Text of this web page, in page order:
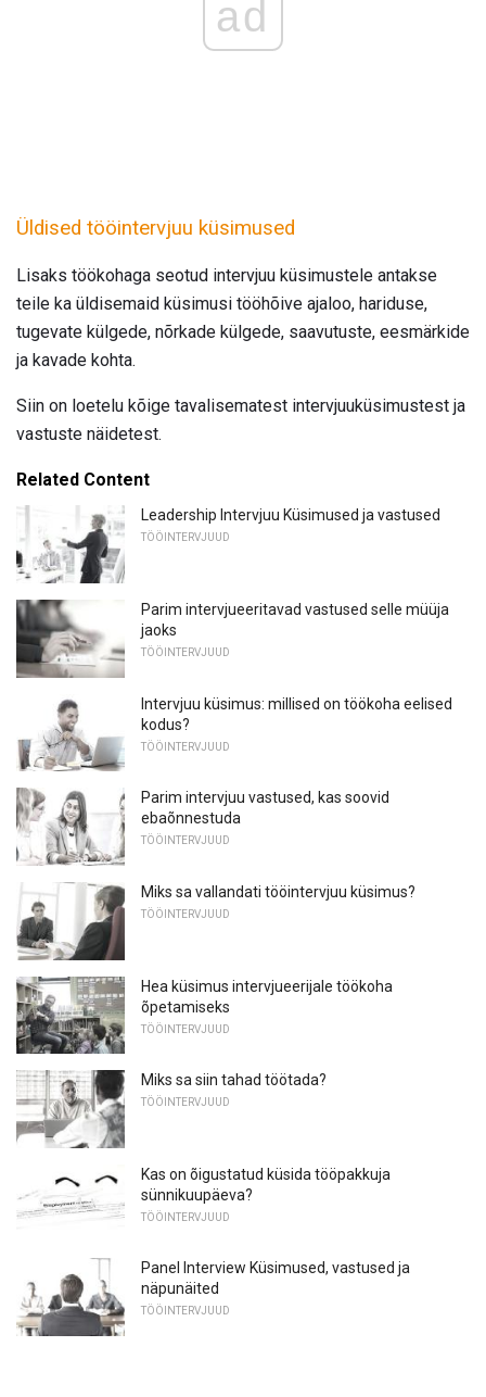
ad
Üldised tööintervjuu küsimused
Lisaks töökohaga seotud intervjuu küsimustele antakse
teile ka üldisemaid küsimusi tööhõive ajaloo, hariduse,
tugevate külgede, nõrkade külgede, saavutuste, eesmärkide
ja kavade kohta.
Siin on loetelu kõige tavalisematest intervjuuküsimustest ja
vastuste näidetest.
Related Content
Leadership Intervjuu Küsimused ja vastused
TÖÖINTERVJUUD
Parim intervjueeritavad vastused selle müüja
jaoks
TÖÖINTERVJUUD
Intervjuu küsimus: millised on töökoha eelised
kodus?
TÖÖINTERVJUUD
Parim intervjuu vastused, kas soovid
ebaõnnestuda
TÖÖINTERVJUUD
Miks sa vallandati tööintervjuu küsimus?
TÖÖINTERVJUUD
Hea küsimus intervjueerijale töökoha
õpetamiseks
TÖÖINTERVJUUD
Miks sa siin tahad töötada?
TÖÖINTERVJUUD
Kas on õigustatud küsida tööpakkuja
sünnikuupäeva?
TÖÖINTERVJUUD
Panel Interview Küsimused, vastused ja
näpunäited
TÖÖINTERVJUUD